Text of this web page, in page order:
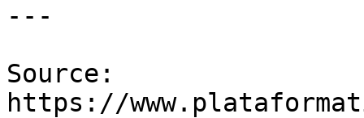
---
Source:
https://